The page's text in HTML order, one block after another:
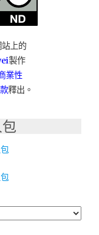
濃
醇，
煮
越
香
的
好
上的
製作
業性
釋出。